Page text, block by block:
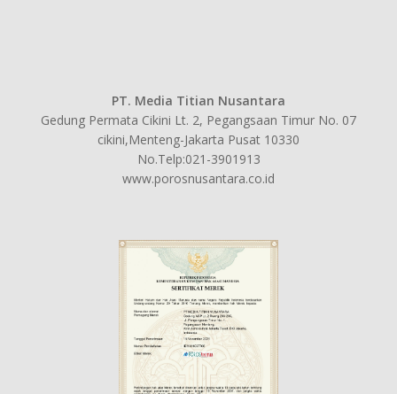
PT. Media Titian Nusantara
Gedung Permata Cikini Lt. 2, Pegangsaan Timur No. 07
cikini,Menteng-Jakarta Pusat 10330
No.Telp:021-3901913
www.porosnusantara.co.id